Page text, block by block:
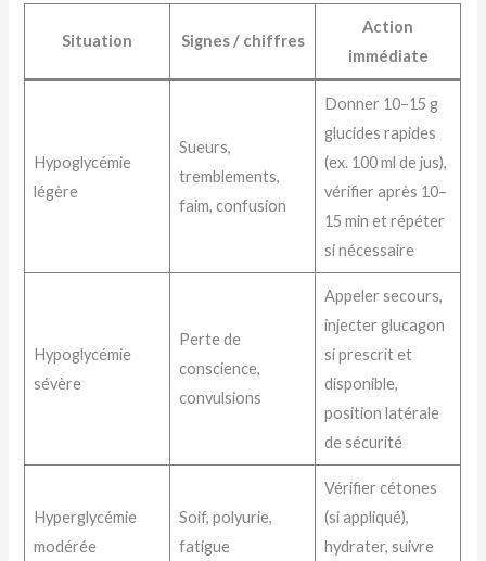
Situation Signes / chiffres
Action
immédiate
Hypoglycémie
légère
Sueurs,
tremblements,
faim, confusion
Donner 10–15 g
glucides rapides
(ex. 100 ml de jus),
vérifier après 10–
15 min et répéter
si nécessaire
Hypoglycémie
sévère
Perte de
conscience,
convulsions
Appeler secours,
injecter glucagon
si prescrit et
disponible,
position latérale
de sécurité
Hyperglycémie
modérée
Soif, polyurie,
fatigue
Vérifier cétones
(si appliqué),
hydrater, suivre